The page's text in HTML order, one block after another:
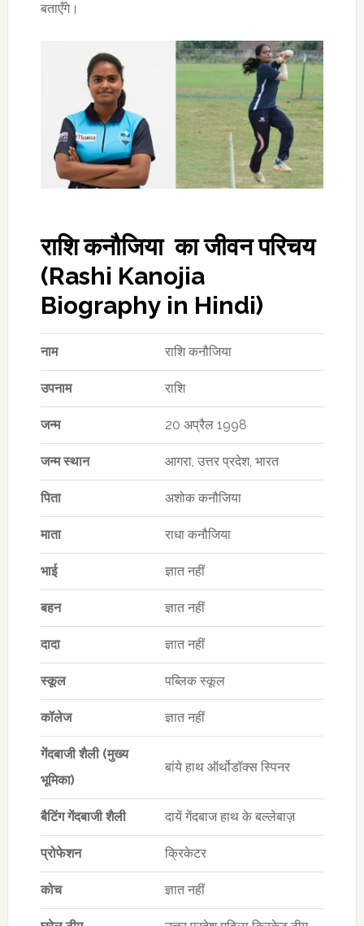
बताएँगे।
राशि कनौजिया का जीवन परिचय
(Rashi Kanojia
Biography in Hindi)
नाम राशि कनौजिया
उपनाम राशि
जन्म 20 अप्रैल 1998
जन्म स्थान आगरा, उत्तर प्रदेश, भारत
पिता अशोक कनौजिया
माता राधा कनौजिया
भाई ज्ञात नहीं
बहन ज्ञात नहीं
दादा ज्ञात नहीं
स्कूल पब्लिक स्कूल
कॉलेज ज्ञात नहीं
गेंदबाजी शैली (मुख्य
भूमिका)
बांये हाथ ऑर्थोडॉक्स स्पिनर
बैटिंग गेंदबाजी शैली दायें गेंदबाज हाथ के बल्लेबाज़
प्रोफेशन क्रिकेटर
कोच ज्ञात नहीं